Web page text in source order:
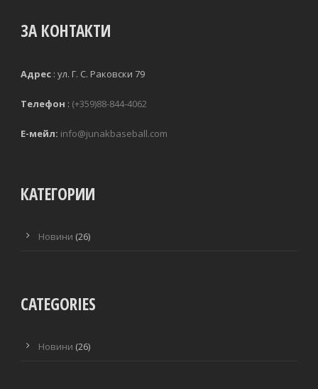
ЗА КОНТАКТИ
Адрес :
Телефон : (+359)88-844-4062
Е-мейл: info@junakbaseball.com
КАТЕГОРИИ
Новини (26)
CATEGORIES
Новини (26)